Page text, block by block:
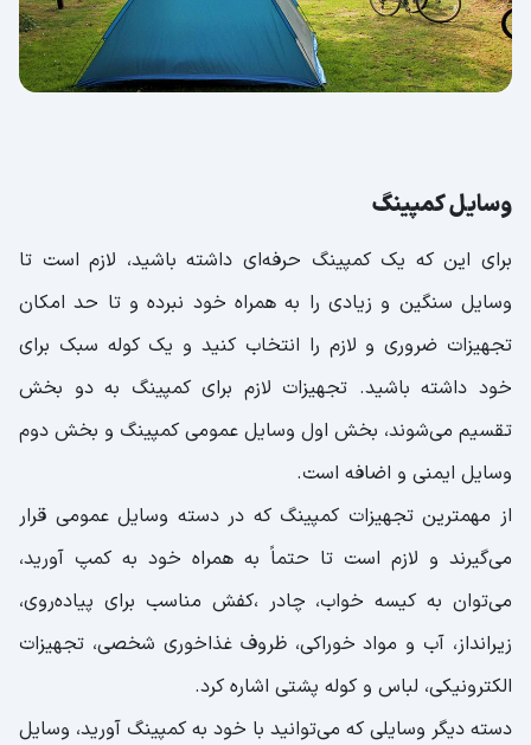
وسایل کمپینگ
برای این که یک کمپینگ حرفه‌ای داشته باشید، لازم است تا
وسایل سنگین و زیادی را به همراه خود نبرده و تا حد امکان
تجهیزات ضروری و لازم را انتخاب کنید و یک کوله سبک برای
خود داشته باشید. تجهیزات لازم برای کمپینگ به دو بخش
تقسیم می‌شوند، بخش اول وسایل عمومی کمپینگ و بخش دوم
وسایل ایمنی و اضافه است.
از مهمترین تجهیزات کمپینگ که در دسته وسایل عمومی قرار
می‌گیرند و لازم است تا حتماً به همراه خود به کمپ آورید،
می‌توان به کیسه خواب، چادر ،کفش مناسب برای پیاده‌روی،
زیرانداز، آب و مواد خوراکی، ظروف غذاخوری شخصی، تجهیزات
الکترونیکی، لباس و کوله پشتی اشاره کرد.
دسته دیگر وسایلی که می‌توانید با خود به کمپینگ آورید، وسایل